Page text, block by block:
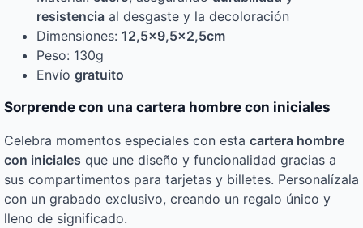
resistencia al desgaste y la decoloración
Dimensiones: 12,5×9,5×2,5cm
Peso: 130g
Envío gratuito
Sorprende con una cartera hombre con iniciales
Celebra momentos especiales con esta cartera hombre
con iniciales que une diseño y funcionalidad gracias a
sus compartimentos para tarjetas y billetes. Personalízala
con un grabado exclusivo, creando un regalo único y
lleno de significado.